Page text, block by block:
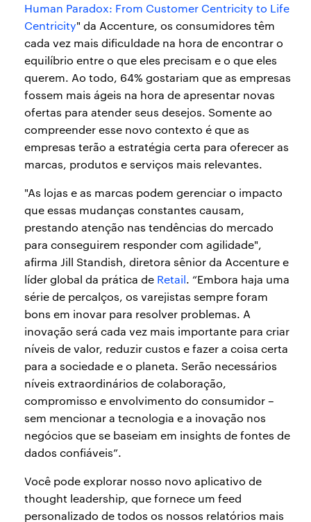
Human Paradox: From Customer Centricity to Life
Centricity" da Accenture, os consumidores têm
cada vez mais dificuldade na hora de encontrar o
equilíbrio entre o que eles precisam e o que eles
querem. Ao todo, 64% gostariam que as empresas
fossem mais ágeis na hora de apresentar novas
ofertas para atender seus desejos. Somente ao
compreender esse novo contexto é que as
empresas terão a estratégia certa para oferecer as
marcas, produtos e serviços mais relevantes.
"As lojas e as marcas podem gerenciar o impacto
que essas mudanças constantes causam,
prestando atenção nas tendências do mercado
para conseguirem responder com agilidade",
afirma Jill Standish, diretora sênior da Accenture e
líder global da prática de Retail. “Embora haja uma
série de percalços, os varejistas sempre foram
bons em inovar para resolver problemas. A
inovação será cada vez mais importante para criar
níveis de valor, reduzir custos e fazer a coisa certa
para a sociedade e o planeta. Serão necessários
níveis extraordinários de colaboração,
compromisso e envolvimento do consumidor –
sem mencionar a tecnologia e a inovação nos
negócios que se baseiam em insights de fontes de
dados confiáveis”.
Você pode explorar nosso novo aplicativo de
thought leadership, que fornece um feed
personalizado de todos os nossos relatórios mais